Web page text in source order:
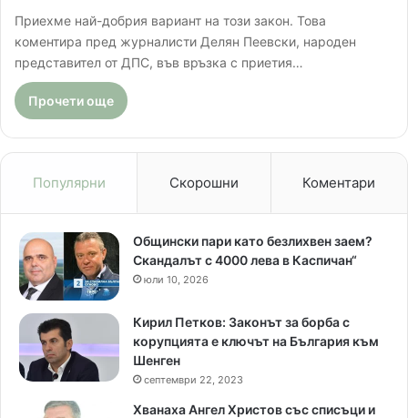
Приехме най-добрия вариант на този закон. Това
коментира пред журналисти Делян Пеевски, народен
представител от ДПС, във връзка с приетия…
Прочети още
Популярни Скорошни Коментари
Общински пари като безлихвен заем?
Скандалът с 4000 лева в Каспичан“
юли 10, 2026
Кирил Петков: Законът за борба с
корупцията е ключът на България към
Шенген
септември 22, 2023
Хванаха Ангел Христов със списъци и